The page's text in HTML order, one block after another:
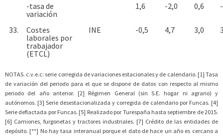
-tasa de
variación
1,6 -2,0 0,6
33.
Costes
laborales por
trabajador
(ETCL)
INE -0,5 4,7 3,0
NOTAS. c.v.e.c: serie corregida de variaciones estacionales y de calendario. [1] Tasa
de variación del periodo para el que se dispone de datos con respecto al mismo
periodo del año anterior. [2] Régimen General (sin S.E. hogar ni agrario) y
autónomos. [3] Serie desestacionalizada y corregida de calendario por Funcas. [4]
Serie deflactada por Funcas. [5] Realizado por Turespaña hasta septiembre de 2015.
[6] Camiones, furgonetas y tractores industriales. [7] Crédito de las entidades de
depósito. [**] No hay tasa interanual porque el dato de hace un año es cercano a